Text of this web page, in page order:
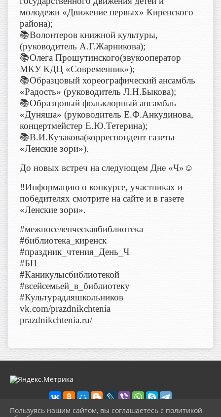
молодежи «Движение первых» Киренского
района);
📚Волонтеров книжной культуры,
(руководитель А.Г.Жарникова);
📚Олега Прошутинского(звукооператор
МКУ КДЦ «Современник»);
📚Образцовый хореографический ансамбль
«Радость» (руководитель Л.Н.Быкова);
📚Образцовый фольклорный ансамбль
«Дуняша» (руководитель Е.Ф.Анкудинова,
концертмейстер Е.Ю.Тетерина);
📚В.И.Кузакова(корреспондент газеты
«Ленские зори»).
До новых встреч на следующем Дне «Ч»☺️
‼️Информацию о конкурсе, участниках и
победителях смотрите на сайте и в газете
«Ленские зори».
#межпоселенческаябиблиотека
#библиотека_киренск
#праздник_чтения_День_Ч
#БП
#Каникулысбиблиотекой
#всейсемьей_в_библиотеку
#Культурадляшкольников
vk.com/prazdnikchtenia
prazdnikchtenia.ru/
Пользуясь нашим сайтом, вы соглашаетесь с политикой